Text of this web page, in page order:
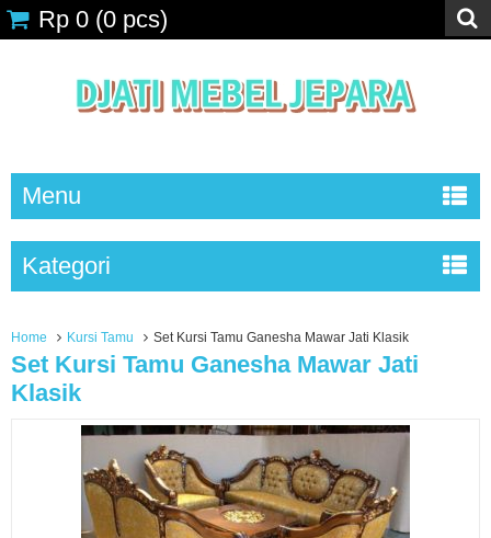
Rp 0 (0 pcs)
Menu
Kategori
Home Kursi Tamu Set Kursi Tamu Ganesha Mawar Jati Klasik
Set Kursi Tamu Ganesha Mawar Jati
Klasik